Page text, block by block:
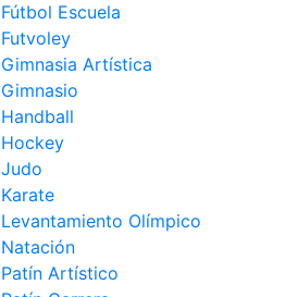
Fútbol Escuela
Futvoley
Gimnasia Artística
Gimnasio
Handball
Hockey
Judo
Karate
Levantamiento Olímpico
Natación
Patín Artístico